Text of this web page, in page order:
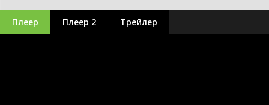
Хищник: Планета смерти
Оставь мир позади
Плеер Плеер 2 Трейлер